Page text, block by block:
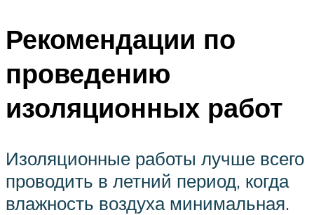
Рекомендации по
проведению
изоляционных работ
Изоляционные работы лучше всего
проводить в летний период, когда
влажность воздуха минимальная.